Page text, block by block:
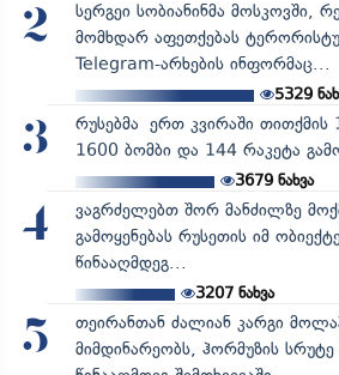
2
სერგეი სობიანინმა მოსკოვში,
მომხდარ აფეთქებას
Telegram-არხების ინფორმაც...
5329
3
რუსებმა ერთ კვირაში
1600 ბომბი და 144 რაკეტა
3679ნახვა
4
ვაგრძელებთ შორ მანძილზე
გამოყენებას რუსეთის იმ
წინააღმდეგ...
3207ნახვა
5
თეირანთან ძალიან კარგი
მიმდინარეობს, ჰორმუზის სრუტე